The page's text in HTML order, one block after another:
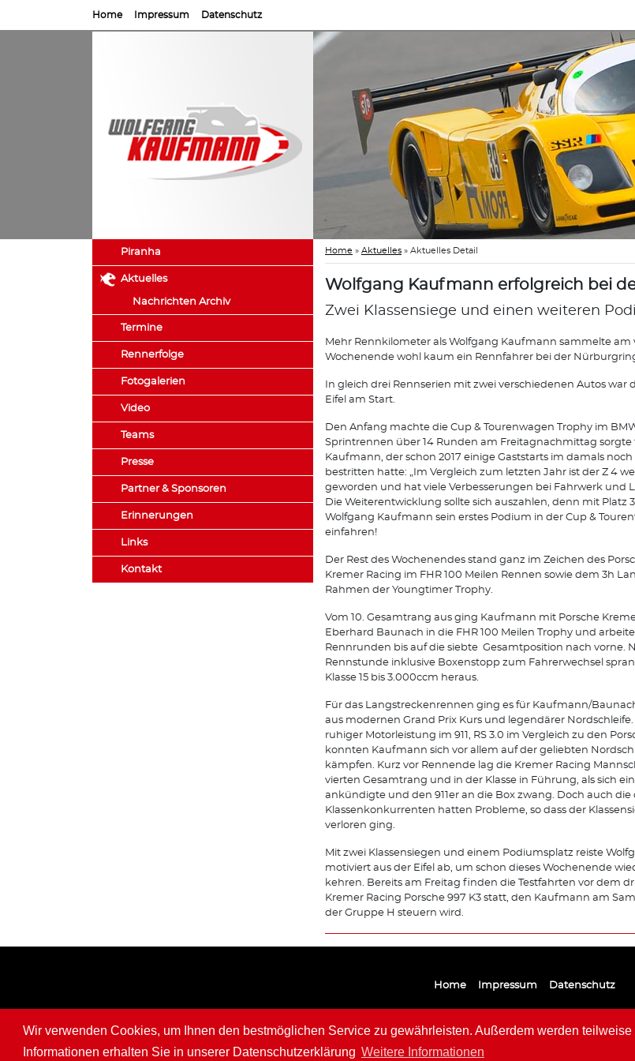
Wir verwenden Cookies, um Ihnen den bestmöglichen Service zu gewährleisten. Außerdem werden
Informationen erhalten Sie in unserer Datenschutzerklärung Weitere Informationen
Home Impressum Datenschutz
Piranha
Aktuelles
Nachrichten Archiv
Termine
Rennerfolge
Fotogalerien
Video
Teams
Presse
Partner & Sponsoren
Erinnerungen
Links
Kontakt
Home » Aktuelles » Aktuelles Detail
Wolfgang Kaufmann erfolgreich bei
Zwei Klassensiege und einen weiteren
Mehr Rennkilometer als Wolfgang Kaufmann sammelte am
Wochenende wohl kaum ein Rennfahrer bei der
In gleich drei Rennserien mit zwei verschiedenen Autos war
Eifel am Start.
Den Anfang machte die Cup & Tourenwagen Trophy im
Sprintrennen über 14 Runden am Freitagnachmittag sorgte
Kaufmann, der schon 2017 einige Gaststarts im damals
bestritten hatte: „Im Vergleich zum letzten Jahr ist der Z 4
geworden und hat viele Verbesserungen bei Fahrwerk und
Die Weiterentwicklung sollte sich auszahlen, denn mit Platz
Wolfgang Kaufmann sein erstes Podium in der Cup &
einfahren!
Der Rest des Wochenendes stand ganz im Zeichen des
Kremer Racing im FHR 100 Meilen Rennen sowie dem 3h
Rahmen der Youngtimer Trophy.
Vom 10. Gesamtrang aus ging Kaufmann mit Porsche
Eberhard Baunach in die FHR 100 Meilen Trophy und
Rennrunden bis auf die siebte Gesamtposition nach vorne.
Rennstunde inklusive Boxenstopp zum Fahrerwechsel
Klasse 15 bis 3.000ccm heraus.
Für das Langstreckenrennen ging es für Kaufmann/
aus modernen Grand Prix Kurs und legendärer Nordschleife.
ruhiger Motorleistung im 911, RS 3.0 im Vergleich zu den
konnten Kaufmann sich vor allem auf der geliebten
kämpfen. Kurz vor Rennende lag die Kremer Racing
vierten Gesamtrang und in der Klasse in Führung, als sich
ankündigte und den 911er an die Box zwang. Doch auch die
Klassenkonkurrenten hatten Probleme, so dass der
verloren ging.
Mit zwei Klassensiegen und einem Podiumsplatz reiste
motiviert aus der Eifel ab, um schon dieses Wochenende
kehren. Bereits am Freitag finden die Testfahrten vor dem
Kremer Racing Porsche 997 K3 statt, den Kaufmann am
der Gruppe H steuern wird.
Home Impressum Datenschutz